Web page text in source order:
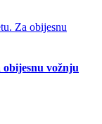
vožnju